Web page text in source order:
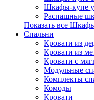
Шкафы-купе
Распашные
Показать все
Спальни
Кровати из
Кровати из
Кровати с
Модульные
Комплекты
Комоды
Кровати